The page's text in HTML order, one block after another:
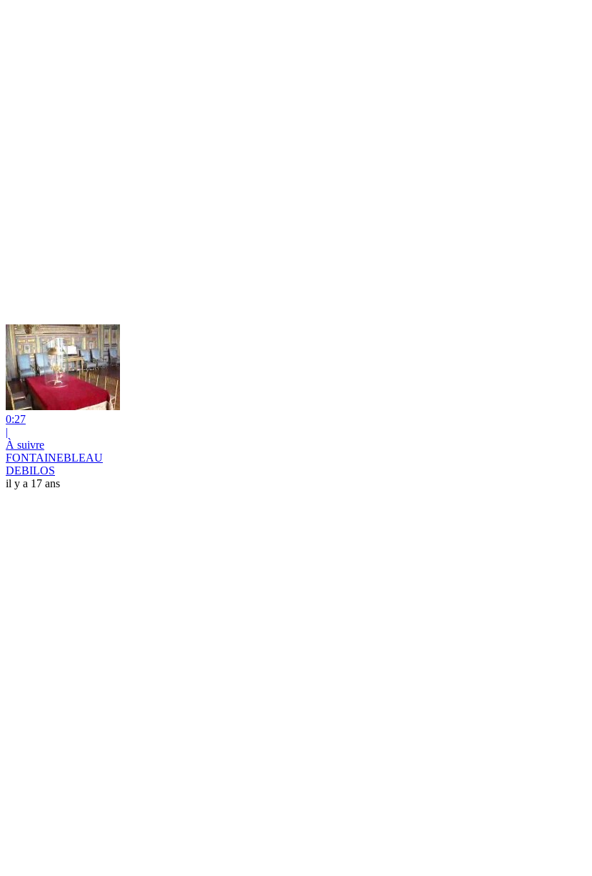
0:27
|
À suivre
FONTAINEBLEAU
DEBILOS
il y a 17 ans